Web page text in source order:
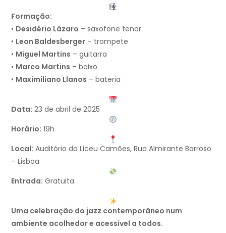
Formação:
• Desidério Lázaro – saxofone tenor
• Leon Baldesberger – trompete
• Miguel Martins – guitarra
• Marco Martins – baixo
• Maximiliano Llanos – bateria
Data: 23 de abril de 2025
Horário: 19h
Local: Auditório do Liceu Camões, Rua Almirante Barroso
– Lisboa
Entrada: Gratuita
Uma celebração do jazz contemporâneo num
ambiente acolhedor e acessível a todos.